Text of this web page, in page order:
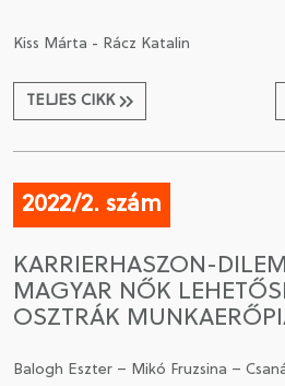
Kiss Márta - Rácz Katalin
TELJES CIKK
2022/2. szám
KARRIERHASZON-
MAGYAR NŐK
OSZTRÁK
Balogh Eszter – Mikó Fruzsina –